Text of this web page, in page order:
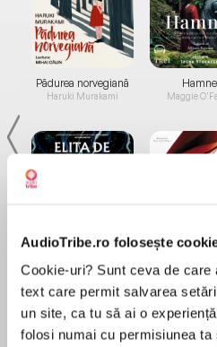
AudioTribe.ro folosește
Cookie-uri? Sunt ceva de
text care permit salvarea
un site, ca tu să ai o
folosi numai cu permisiunea
Pădurea norvegiană
Haruki Murakami
Elita de Argint (Elita
Maggie
Diavolul se